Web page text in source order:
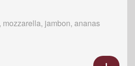
mozzarella, jambon, ananas